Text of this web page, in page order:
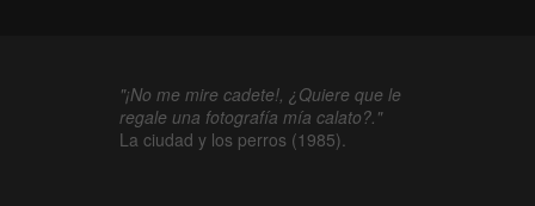
"¡No me mire cadete!, ¿Quiere que le
regale una fotografía mía calato?."
La ciudad y los perros (1985).